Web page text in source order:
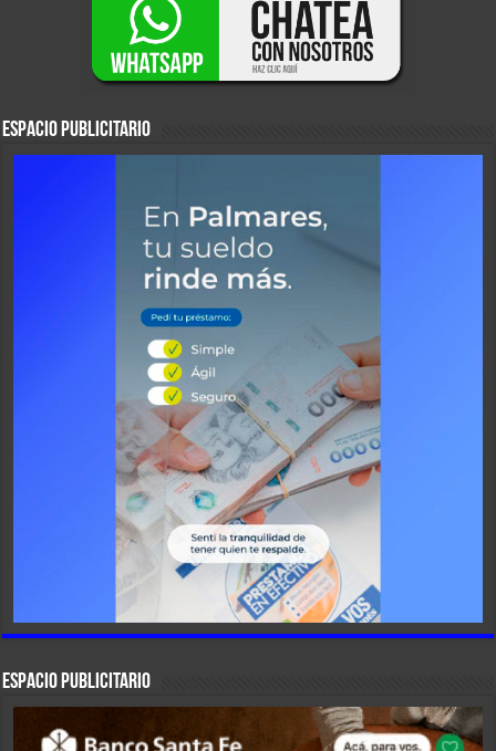
ESPACIO PUBLICITARIO
ESPACIO PUBLICITARIO